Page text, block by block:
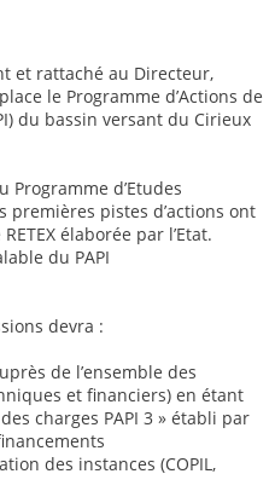
et rattaché au Directeur,
le Programme d’Actions de
du bassin versant du Cirieux
d’Etudes
premières pistes d’actions ont
élaborée par l’Etat.
du PAPI
devra :
de l’ensemble des
et financiers) en étant
charges PAPI 3 » établi par
des instances (COPIL,